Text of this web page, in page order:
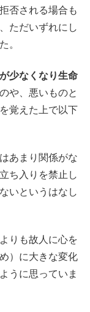
否される場合も
ただいずれにし
。
少なくなり生命
や、悪いものと
覚えた上で以下
あまり関係がな
ち入りを禁止し
いというはなし
りも故人に心を
）に大きな変化
うに思っていま